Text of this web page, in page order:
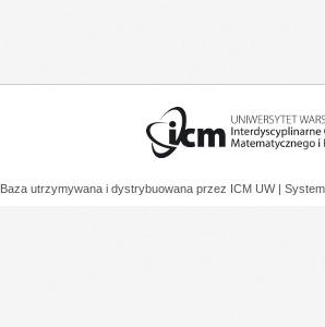
Baza utrzymywana i dystrybuowana przez ICM UW |